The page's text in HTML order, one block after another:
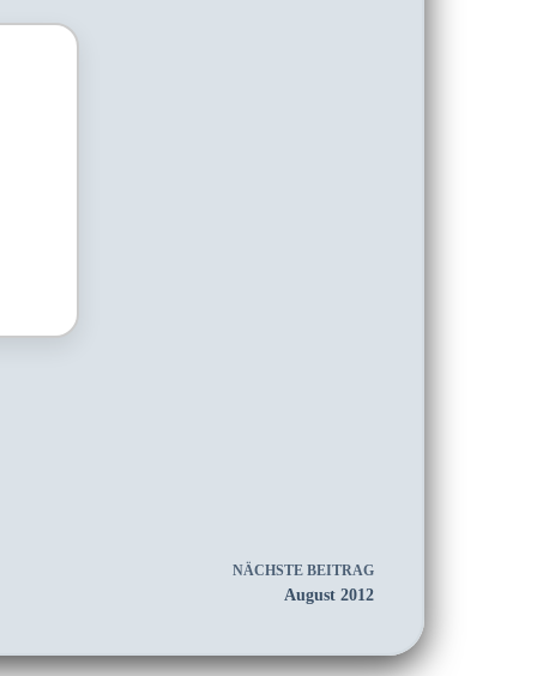
NÄCHSTEBEITRAG
August 2012